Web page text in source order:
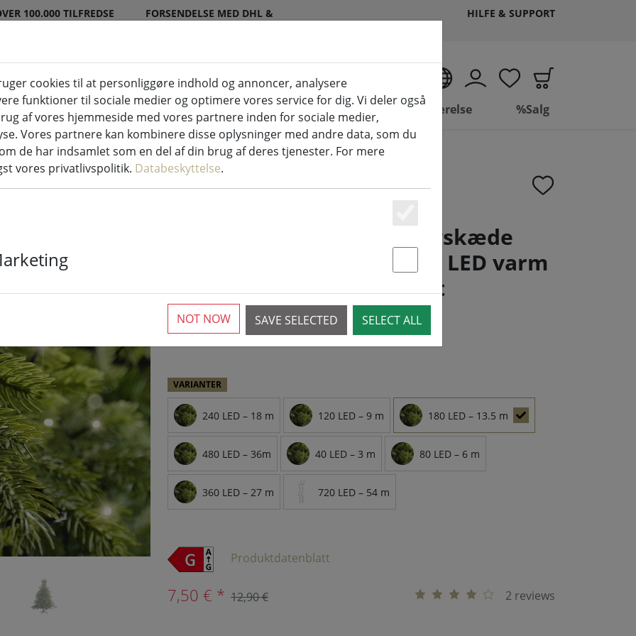
100.000 TILFREDSE
FORSENDELSE MED DHL &
HILFE & SUPPORT
og udendørs
Køkken & mad At leve Badeværelse %Salg
lys
Kaemingk Lumineo LED lyskæde
Basic med lysdæmper 180 LED varm
hvid udendørs 13,5 m sort
›
Mere end 10 tilgængelige
VARIANTER
240 LED – 18 m 120 LED – 9 m 180 LED – 13.5 m
480 LED – 36m 40 LED – 3 m 80 LED – 6 m
360 LED – 27 m 720 LED – 54 m
Produktdatenblatt
2 reviews
7,50 € * 12,90 €
cookies til at personliggøre indhold og annoncer, analysere
funktioner til sociale medier og optimere vores service for dig. Vi deler også
af vores hjemmeside med vores partnere inden for sociale medier,
Vores partnere kan kombinere disse oplysninger med andre data, som du
de har indsamlet som en del af din brug af deres tjenester. For mere
vores privatlivspolitik. Databeskyttelse.
Essenziell
Statstik & Marketing
SAVE SELECTED SELECT ALL
NOT NOW